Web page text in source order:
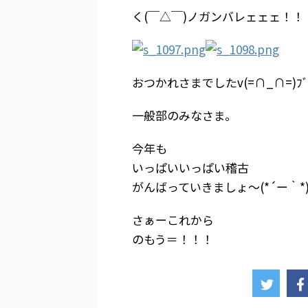
く(￣△￣)ノガンバレェェェ！！
おつかれさまでしたv(=∩_∩=)ﾌ
一般部のみなさま。
今年も
いっぱいいっぱい稽古
がんばっていきましょ～(*´ー｀*)
さぁーこれから
のもう＝！！！